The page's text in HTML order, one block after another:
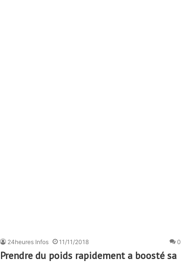
24heures Infos 11/11/2018 0
Prendre du poids rapidement a boosté sa